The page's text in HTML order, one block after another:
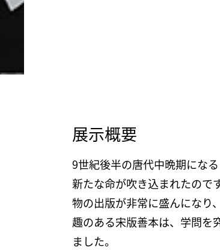
展示概要
9世紀後半の唐代中晩期にな
新たな命が吹き込まれたので
物の出版が非常に盛んになり
趣のある宋版善本は、学問を
ました。